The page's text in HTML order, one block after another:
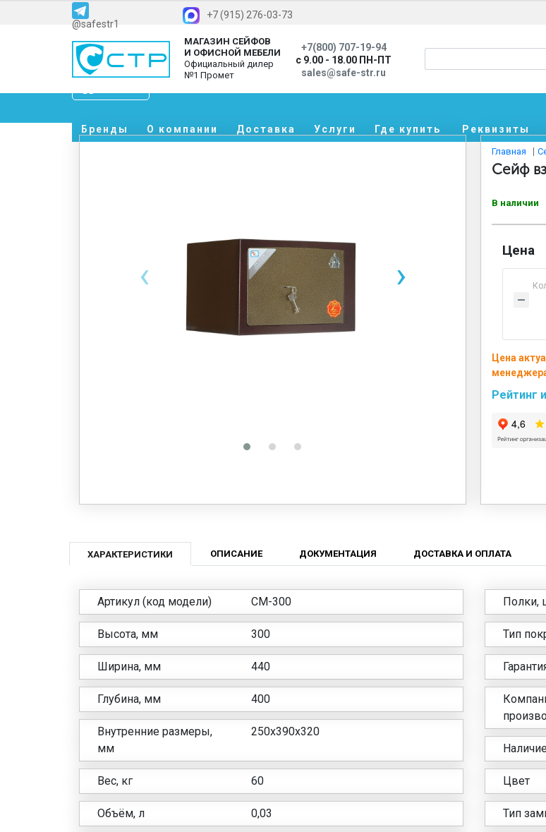
@safestr1
+7 (915) 276-03-73
МАГАЗИН СЕЙФОВ
И ОФИСНОЙ МЕБЕЛИ
Официальный дилер
№1 Промет
+7(800) 707-19-94
с 9.00 - 18.00 ПН-ПТ
sales@safe-str.ru
Бренды О компании Доставка Услуги Где купить Реквизиты
‹ ›
Главная
Сейф
В наличии
Цена
Цена
Рейтинг
ХАРАКТЕРИСТИКИ ОПИСАНИЕ ДОКУМЕНТАЦИЯ ДОСТАВКА И ОПЛАТА
Артикул (код модели) СМ-300
Высота, мм 300
Ширина, мм 440
Глубина, мм 400
Внутренние размеры,
мм
250x390x320
Вес, кг 60
Объём, л 0,03
Полки,
Тип
Цвет
Тип